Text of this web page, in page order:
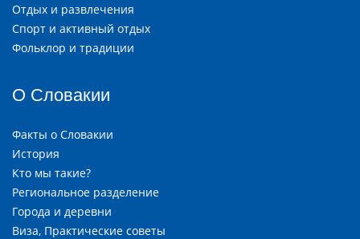
Отдых и развлечения
Спорт и активный отдых
Фольклор и традиции
О Словакии
Факты о Словакии
История
Кто мы такие?
Региональное разделение
Города и деревни
Виза, Практические советы